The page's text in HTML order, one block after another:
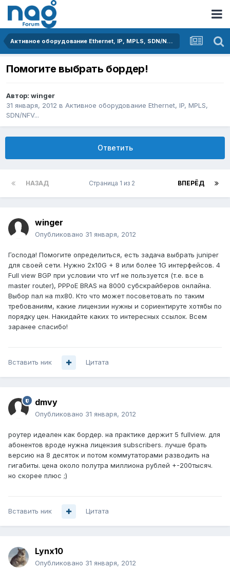
Активное оборудование Ethernet, IP, MPLS, SDN/NFV...
Помогите выбрать бордер!
Автор: winger
31 января, 2012 в Активное оборудование Ethernet, IP, MPLS,
SDN/NFV...
Ответить
НАЗАД ВПЕРЁД
Страница 1 из 2
winger
Опубликовано 31 января, 2012
Господа! Помогите определиться, есть задача выбрать juniper
для своей сети. Нужно 2х10G + 8 или более 1G интерфейсов. 4
Full view BGP при условии что vrf не пользуется (т.е. все в
master router), PPPoE BRAS на 8000 субскрайберов онлайна.
Выбор пал на mx80. Кто что может посоветовать по таким
требованиям, какие лицензии нужны и сориентируте хотябы по
порядку цен. Накидайте каких то интересных ссылок. Всем
заранее спасибо!
Вставить ник Цитата
dmvy
Опубликовано 31 января, 2012
роутер идеален как бордер. на практике держит 5 fullview. для
абонентов вроде нужна лицензия subscribers. лучше брать
версию на 8 десяток и потом коммутаторами разводить на
гигабиты. цена около полутра миллиона рублей +-200тысяч.
но скорее плюс ;)
Вставить ник Цитата
Lynx10
Опубликовано 31 января, 2012